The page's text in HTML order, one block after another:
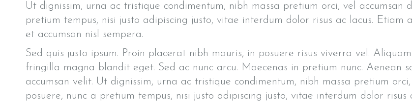
Ut dignissim, urna ac tristique condimentum, nibh massa pretium orci, vel accumsan
pretium tempus, nisi justo adipiscing justo, vitae interdum dolor risus ac lacus. Etiam
et accumsan nisl sempera.
Sed quis justo ipsum. Proin placerat nibh mauris, in posuere risus viverra vel.
fringilla magna blandit eget. Sed ac nunc arcu. Maecenas in pretium nunc. Aenean
accumsan velit. Ut dignissim, urna ac tristique condimentum, nibh massa pretium
posuere, nunc a pretium tempus, nisi justo adipiscing justo, vitae interdum dolor